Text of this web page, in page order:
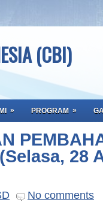
(CBI)
» PROGRAM »
28
No comments